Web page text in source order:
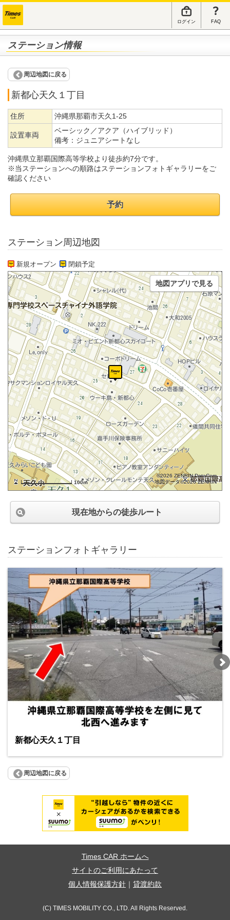
ログイン FAQ
ステーション情報
周辺地図に戻る
新都心天久１丁目
住所 沖縄県那覇市天久1-25
設置車両
ベーシック／アクア（ハイブリッド）
備考： ジュニアシートなし
沖縄県立那覇国際高等学校より徒歩約7分です。
※当ステーションへの順路はステーションフォトギャラリーをご
確認ください
予約
ステーション周辺地図
新規オープン 閉鎖予定
100m
©2026 ZENRIN DataCom
地図データ©2026 ZENRIN
地図アプリで見る
現在地からの徒歩ルート
ステーションフォトギャラリー
新都心天久１丁目
周辺地図に戻る
Times CAR ホームへ
サイトのご利用にあたって
個人情報保護方針
貸渡約款
(C) TIMES MOBILITY CO., LTD. All Rights Reserved.